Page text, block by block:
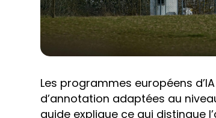
Les programmes européens
d’annotation adaptées au
guide explique ce qui distingue